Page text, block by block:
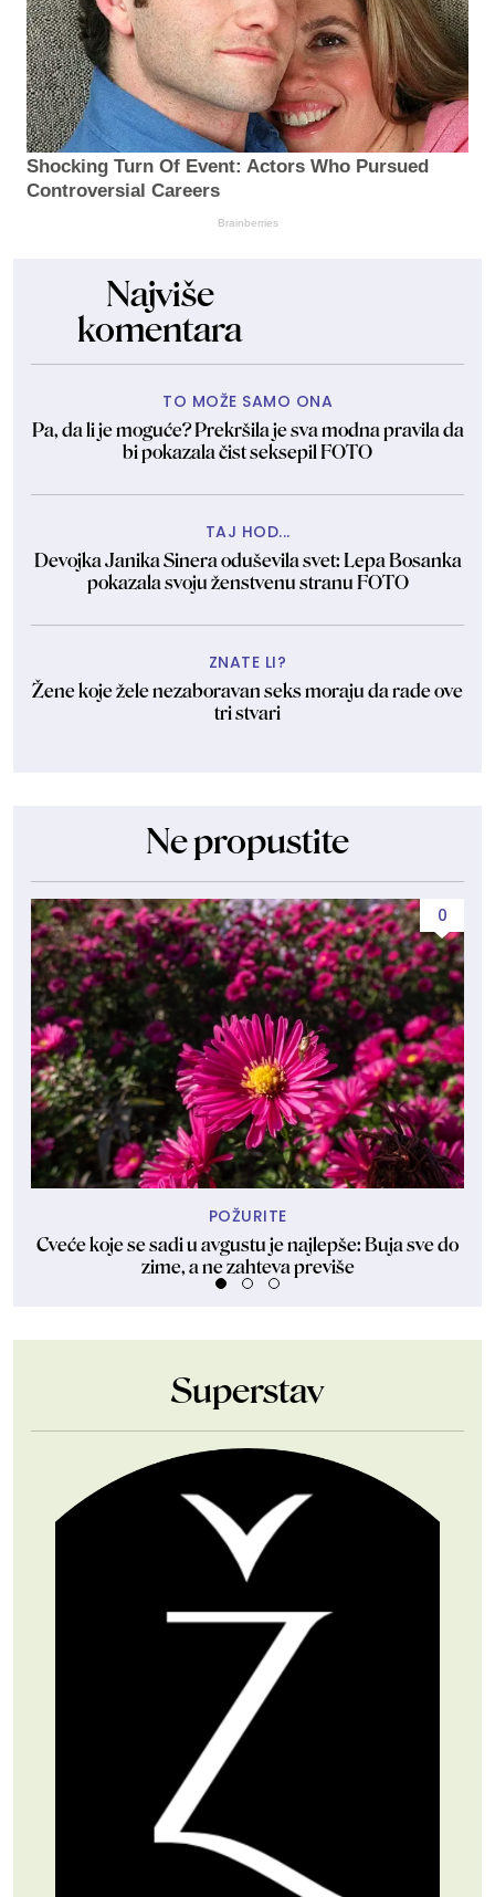
Shocking Turn Of Event: Actors Who Pursued
Controversial Careers
Brainberries
Najviše
komentara
TO MOŽE SAMO ONA
Pa, da li je moguće? Prekršila je sva modna pravila da
bi pokazala čist seksepil FOTO
TAJ HOD...
Devojka Janika Sinera oduševila svet: Lepa Bosanka
pokazala svoju ženstvenu stranu FOTO
ZNATE LI?
Žene koje žele nezaboravan seks moraju da rade ove
tri stvari
Ne propustite
0
POŽURITE
Cveće koje se sadi u avgustu je najlepše: Buja sve do
zime, a ne zahteva previše
Superstav